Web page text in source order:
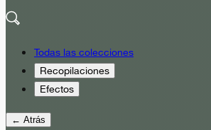
Todas las colecciones
Recopilaciones
Efectos
← Atrás